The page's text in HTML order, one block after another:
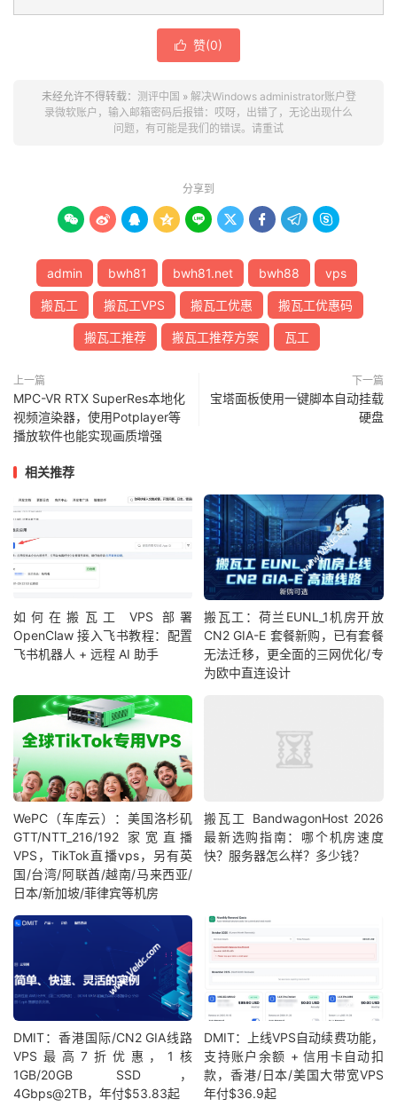
 赞(0)
未经允许不得转载： 测评中国 » 解决Windows administrator账户登
录微软账户，输入邮箱密码后报错：哎呀，出错了，无论出现什么
问题，有可能是我们的错误。请重试
分享到
        
admin bwh81 bwh81.net bwh88 vps
搬瓦工 搬瓦工VPS 搬瓦工优惠 搬瓦工优惠码
搬瓦工推荐 搬瓦工推荐方案 瓦工
上一篇
MPC-VR RTX SuperRes本地化
视频渲染器，使用Potplayer等
播放软件也能实现画质增强
下一篇
宝塔面板使用一键脚本自动挂载
硬盘
相关推荐
如何在搬瓦工 VPS 部署
OpenClaw 接入飞书教程：配置
飞书机器人 + 远程 AI 助手
搬瓦工：荷兰EUNL_1机房开放
CN2 GIA-E 套餐新购，已有套餐
无法迁移，更全面的三网优化/专
为欧中直连设计
WePC（车库云）：美国洛杉矶
GTT/NTT_216/192 家宽直播
VPS，TikTok直播vps，另有英
国/台湾/阿联酋/越南/马来西亚/
日本/新加坡/菲律宾等机房
搬瓦工 BandwagonHost 2026
最新选购指南：哪个机房速度
快？服务器怎么样？多少钱？
DMIT：香港国际/CN2 GIA线路
VPS最高7折优惠，1核
1GB/20GB SSD，
4Gbps@2TB，年付$53.83起
DMIT：上线VPS自动续费功能，
支持账户余额 + 信用卡自动扣
款，香港/日本/美国大带宽VPS
年付$36.9起